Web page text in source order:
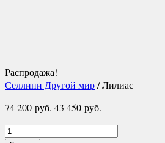
Распродажа!
Селлини Другой мир/ Лилиас
74 200руб.Первоначальная
43 450 руб.
Количество